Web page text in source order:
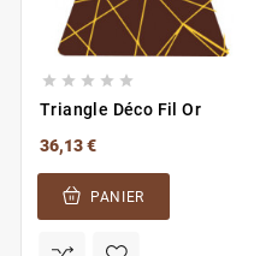
    
Triangle Déco Fil Or
36,13 €
PANIER